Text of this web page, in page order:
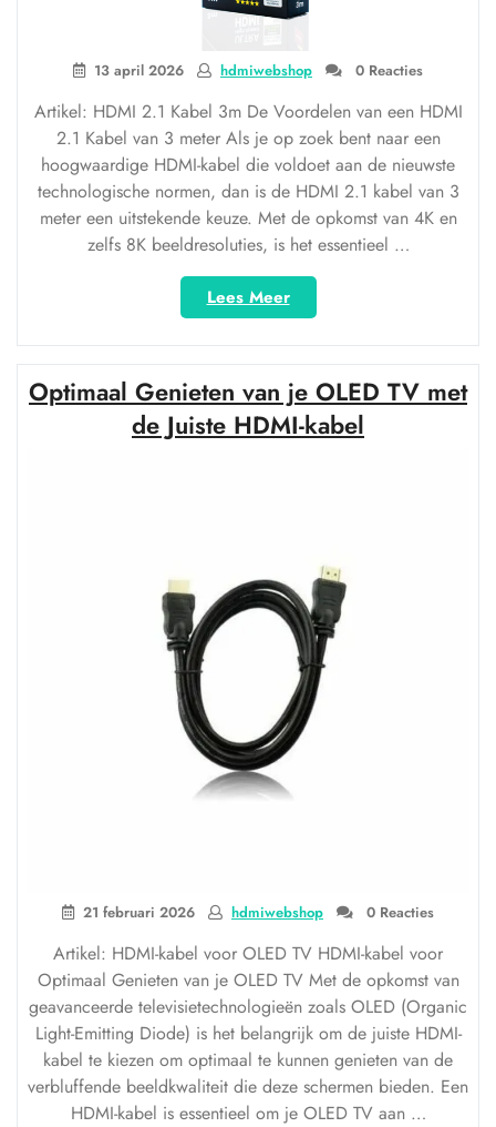
13 april 2026 hdmiwebshop 0 Reacties
Artikel: HDMI 2.1 Kabel 3m De Voordelen van een HDMI
2.1 Kabel van 3 meter Als je op zoek bent naar een
hoogwaardige HDMI-kabel die voldoet aan de nieuwste
technologische normen, dan is de HDMI 2.1 kabel van 3
meter een uitstekende keuze. Met de opkomst van 4K en
zelfs 8K beeldresoluties, is het essentieel …
Lees Meer“Hoogwaardige
HDMI
2.1
Kabel
van
3
meter
Geluid”
Optimaal Genieten van je OLED TV met
de Juiste HDMI-kabel
21 februari 2026 hdmiwebshop 0 Reacties
Artikel: HDMI-kabel voor OLED TV HDMI-kabel voor
Optimaal Genieten van je OLED TV Met de opkomst van
geavanceerde televisietechnologieën zoals OLED (Organic
Light-Emitting Diode) is het belangrijk om de juiste HDMI-
kabel te kiezen om optimaal te kunnen genieten van de
verbluffende beeldkwaliteit die deze schermen bieden. Een
HDMI-kabel is essentieel om je OLED TV aan …